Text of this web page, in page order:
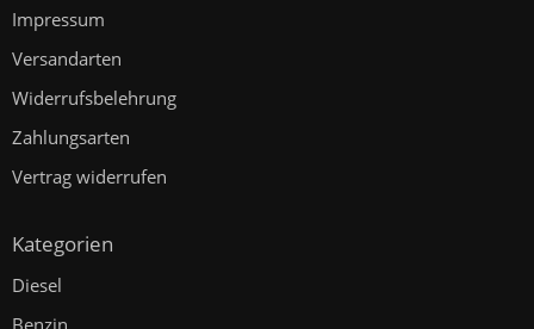
Impressum
Versandarten
Widerrufsbelehrung
Zahlungsarten
Vertrag widerrufen
Kategorien
Diesel